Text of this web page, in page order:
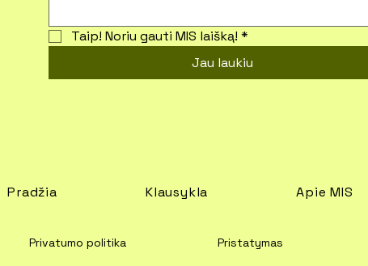
Pradžia Klausykla Apie MIS
Privatumo politika Pristatymas
Taip! Noriu gauti MIS laišką! *
Jau laukiu